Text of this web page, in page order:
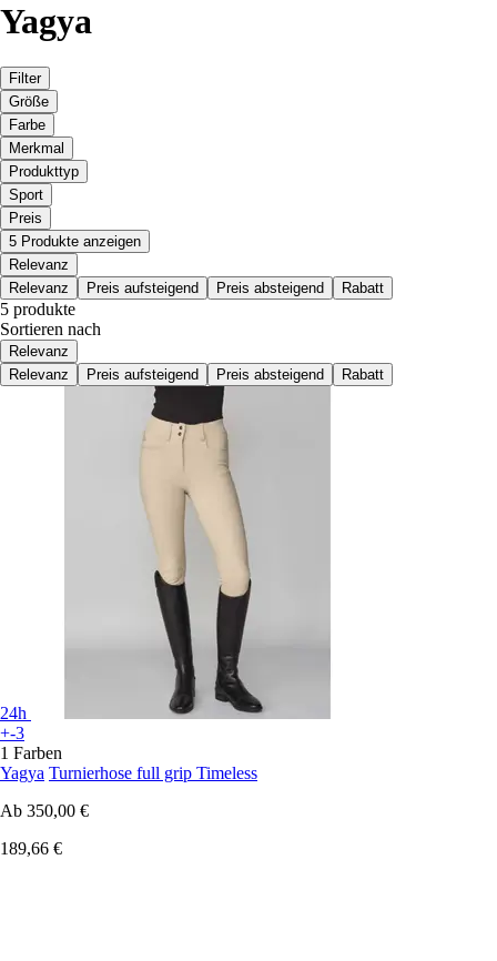
Yagya
Filter
Größe
Farbe
Merkmal
Produkttyp
Sport
Preis
5 Produkte anzeigen
Relevanz
Relevanz
Preis aufsteigend Preis absteigend Rabatt
5 produkte
Sortieren nach
Relevanz
Relevanz
Preis aufsteigend Preis absteigend Rabatt
24h
+-3
1 Farben
Yagya Turnierhose full grip Timeless
Ab 350,00 €
189,66 €